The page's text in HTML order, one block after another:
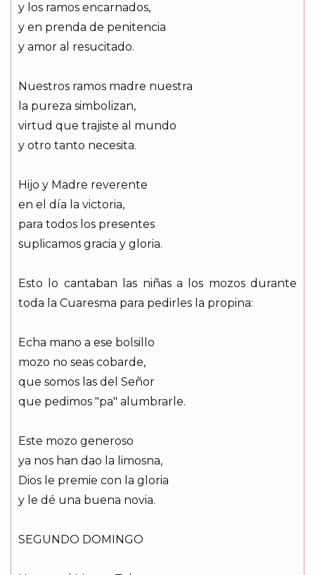
y los ramos encarnados,
y en prenda de penitencia
y amor al resucitado.
Nuestros ramos madre nuestra
la pureza simbolizan,
virtud que trajiste al mundo
y otro tanto necesita.
Hijo y Madre reverente
en el día la victoria,
para todos los presentes
suplicamos gracia y gloria.
Esto lo cantaban las niñas a los mozos durante
toda la Cuaresma para pedirles la propina:
Echa mano a ese bolsillo
mozo no seas cobarde,
que somos las del Señor
que pedimos "pa" alumbrarle.
Este mozo generoso
ya nos han dao la limosna,
Dios le premie con la gloria
y le dé una buena novia.
SEGUNDO DOMINGO